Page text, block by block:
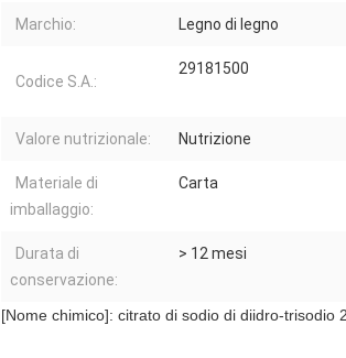
Marchio: Legno di legno
Codice S.A.:
29181500
Valore nutrizionale: Nutrizione
Materiale di
imballaggio:
Carta
Durata di
conservazione:
> 12 mesi
[Nome chimico]: citrato di sodio di diidro-trisodio